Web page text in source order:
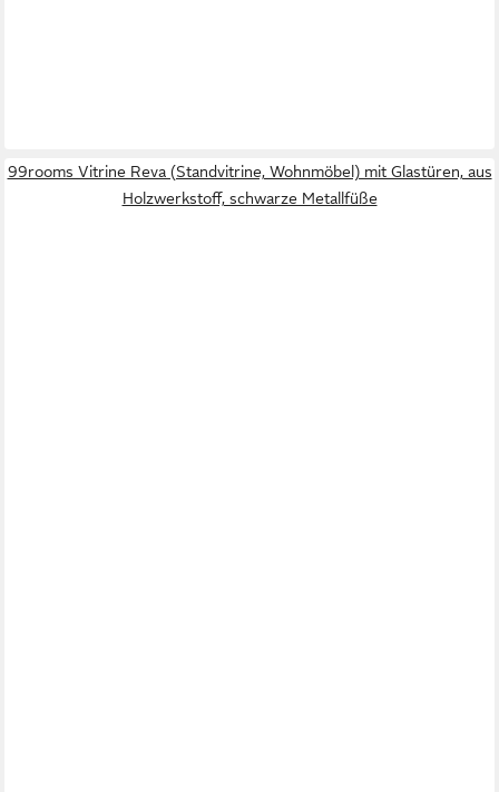
99rooms Vitrine Reva (Standvitrine, Wohnmöbel) mit Glastüren, aus
Holzwerkstoff, schwarze Metallfüße